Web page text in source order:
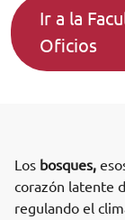
Ir a la
Oficios
Los bosques,
corazón latente
regulando el